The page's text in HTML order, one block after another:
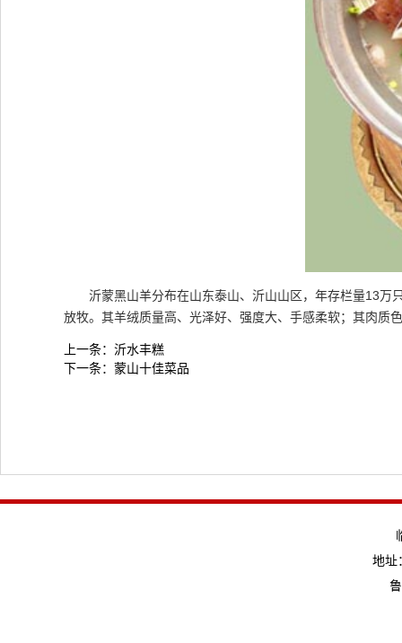
沂蒙黑山羊分布在山东泰山、沂山山区， 年存栏量13万
放牧。其羊绒质量高、光泽好、强度大、手感柔软；其肉质
上一条： 沂水丰糕
下一条： 蒙山十佳菜品
地址